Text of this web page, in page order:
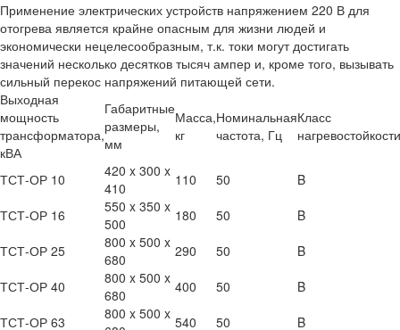
Применение электрических устройств напряжением 220 В для
отогрева является крайне опасным для жизни людей и
экономически нецелесообразным, т.к. токи могут достигать
значений несколько десятков тысяч ампер и, кроме того, вызывать
сильный перекос напряжений питающей сети.
Выходная
мощность
трансформатора,
кВА
Габаритные
размеры,
мм
Масса,
кг
Номинальная
частота, Гц
Класс
нагревостойкости
ТСТ-ОР 10
420 x 300 x
410
110 50
B
ТСТ-ОР 16
550 x 350 x
500
180 50
B
ТСТ-ОР 25
800 x 500 x
680
290 50
B
ТСТ-ОР 40
800 x 500 x
680
400 50
B
ТСТ-ОР 63
800 x 500 x 540 50
B